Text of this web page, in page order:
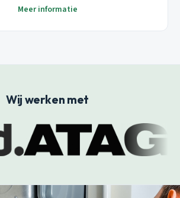
Meer informatie
Wij werken met